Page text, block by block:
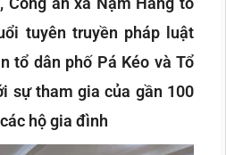
tuyên truyền pháp luật
tổ dân phố Pá Kéo và Tổ
sự tham gia của gần 100
hộ gia đình